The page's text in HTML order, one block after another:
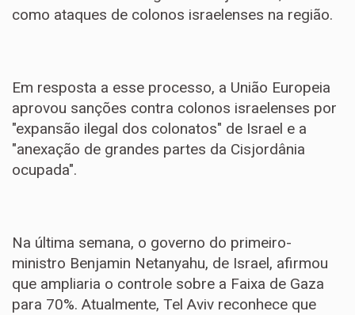
como ataques de colonos israelenses na região.
Em resposta a esse processo, a União Europeia
aprovou sanções contra colonos israelenses por
"expansão ilegal dos colonatos" de Israel e a
"anexação de grandes partes da Cisjordânia
ocupada".
Na última semana, o governo do primeiro-
ministro Benjamin Netanyahu, de Israel, afirmou
que ampliaria o controle sobre a Faixa de Gaza
para 70%. Atualmente, Tel Aviv reconhece que